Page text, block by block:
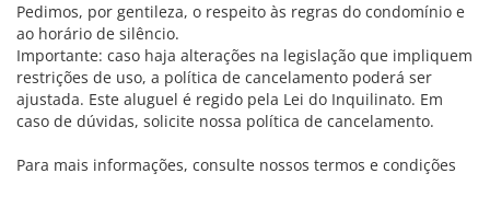
Pedimos, por gentileza, o respeito às regras do condomínio e
ao horário de silêncio.
Importante: caso haja alterações na legislação que impliquem
restrições de uso, a política de cancelamento poderá ser
ajustada. Este aluguel é regido pela Lei do Inquilinato. Em
caso de dúvidas, solicite nossa política de cancelamento.
Para mais informações, consulte nossos termos e condições